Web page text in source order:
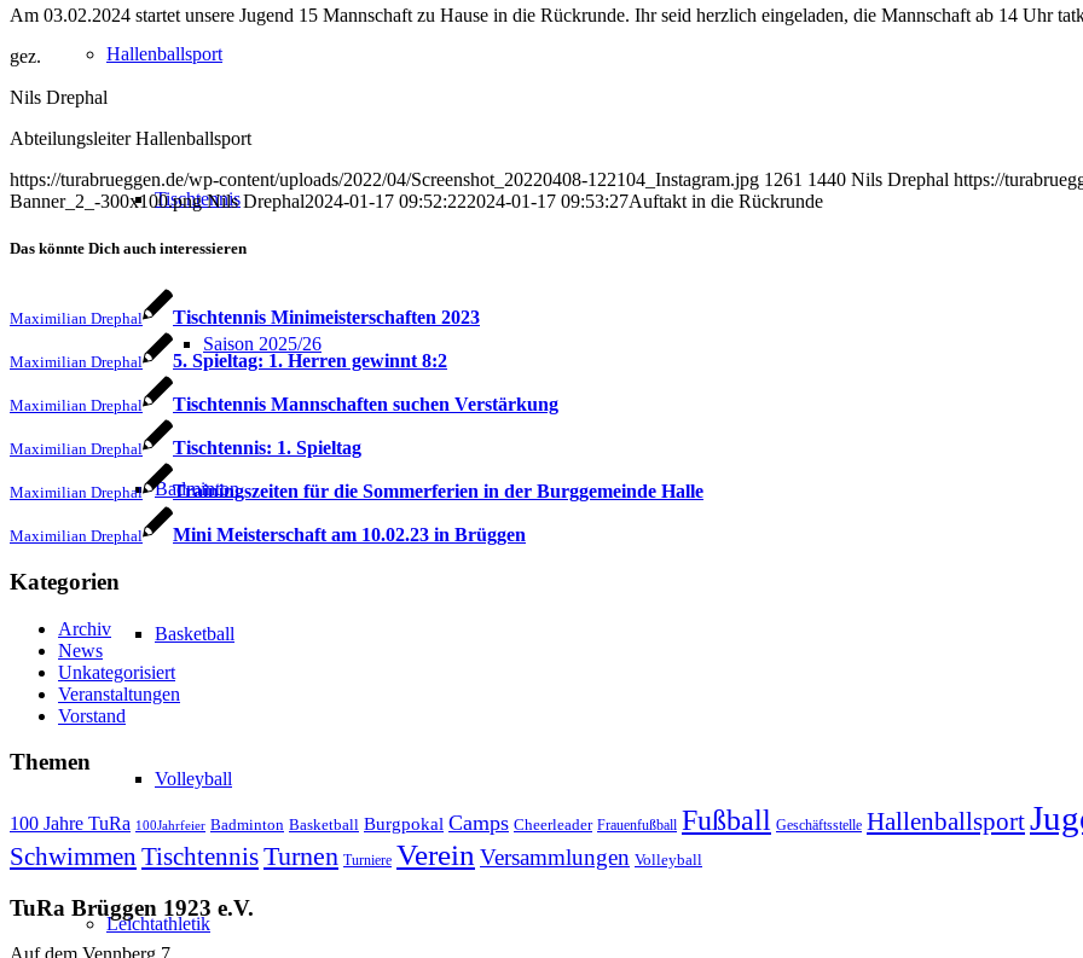
Hallenballsport
Tischtennis
Saison 2025/26
Badminton
Basketball
Volleyball
Leichtathletik
Am 03.02.2024 startet unsere Jugend 15 Mannschaft zu Hause in die Rückrunde. Ihr seid herzlich eingeladen, die Mannschaft ab 14 Uhr
gez.
Nils Drephal
Abteilungsleiter Hallenballsport
https://turabrueggen.de/wp-content/uploads/2022/04/Screenshot_20220408-122104_Instagram.jpg 1261 1440 Nils Drephal https://
Banner_2_-300x100.png Nils Drephal2024-01-17 09:52:222024-01-17 09:53:27Auftakt in die Rückrunde
Das könnte Dich auch interessieren
Maximilian Drephal Tischtennis Minimeisterschaften 2023
Maximilian Drephal 5. Spieltag: 1. Herren gewinnt 8:2
Maximilian Drephal Tischtennis Mannschaften suchen Verstärkung
Maximilian Drephal Tischtennis: 1. Spieltag
Maximilian Drephal Trainingszeiten für die Sommerferien in der Burggemeinde Halle
Maximilian Drephal Mini Meisterschaft am 10.02.23 in Brüggen
Kategorien
Archiv
News
Unkategorisiert
Veranstaltungen
Vorstand
Themen
100 Jahre TuRa 100Jahrfeier Badminton Basketball Burgpokal Camps Cheerleader Frauenfußball Fußball Geschäftsstelle Hallenballsport
Schwimmen TischtennisTurnen Turniere Verein Versammlungen Volleyball
TuRa Brüggen 1923 e.V.